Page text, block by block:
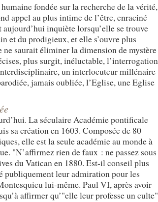
fondée sur la recherche de la vérité,
appel au plus intime de l’être, enraciné
inquiète lorsqu’elle se trouve
et du prodigieux, et elle s’ouvre plus
saurait éliminer la dimension de mystère
plus surgit, inéluctable, l’interrogation
un interlocuteur millénaire
jamais oubliée, l’Eglise, une Eglise
La séculaire Académie pontificale
sa création en 1603. Composée de 80
elle est la seule académie au monde à
"N’affirmez rien de faux : ne passez sous
du Vatican en 1880. Est-il conseil plus
publiquement leur admiration pour les
lui-même. Paul VI, après avoir
affirmer qu’"elle leur professe un